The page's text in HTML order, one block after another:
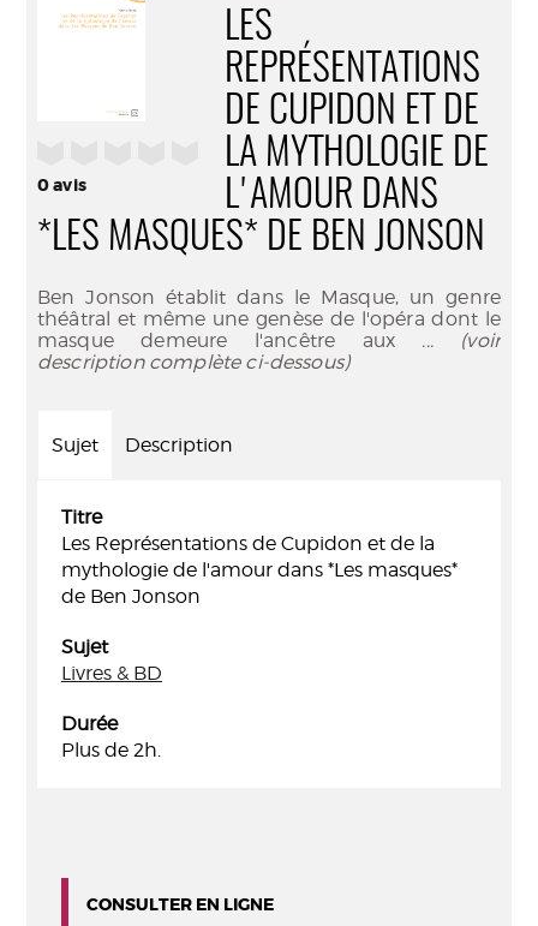
0avis
LES
REPRÉSENTATIONS
DE CUPIDON ET DE
LA MYTHOLOGIE DE
L'AMOUR DANS
*LES MASQUES* DE BEN JONSON
Ben Jonson établit dans le Masque, un genre
théâtral et même une genèse de l'opéra dont le
masque demeure l'ancêtre aux ... (voir
description complète ci-dessous)
Sujet Description
Titre
Les Représentations de Cupidon et de la
mythologie de l'amour dans *Les masques*
de Ben Jonson
Sujet
Livres & BD
Durée
Plus de 2h.
CONSULTER EN LIGNE